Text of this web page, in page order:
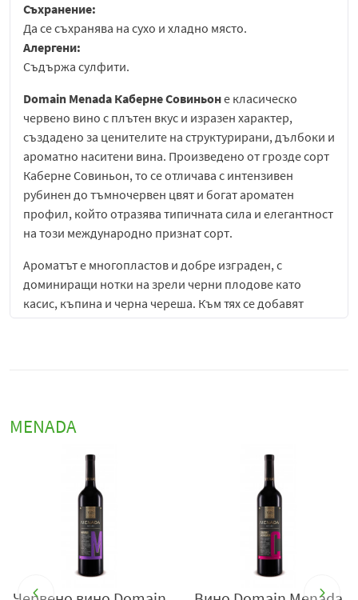
Съхранение:
Да се съхранява на сухо и хладно място.
Алергени:
Съдържа сулфити.
Domain Menada Каберне Совиньоне класическо
червено вино с плътен вкус и изразен характер,
създадено за ценителите на структурирани, дълбоки и
ароматно наситени вина. Произведено от грозде сорт
Каберне Совиньон, то се отличава с интензивен
рубинен до тъмночервен цвят и богат ароматен
профил, който отразява типичната сила и елегантност
на този международно признат сорт.
Ароматът е многопластов и добре изграден, с
доминиращи нотки на зрели черни плодове като
касис, къпина и черна череша. Към тях се добавят
нюанси на черен пипер, сушени билки, леки землисти
На вкус Domain Menada Каберне Совиньон е плътно,
добре структурирано и хармонично вино, с изразени,
но омекотени танини и добра свежест. Плодовите
вкусове са наситени и зрели, допълнени от пикантни и
леко опушени нюанси, които придават дълбочина и
характер. Виното има ясно изразена структура, която
го прави подходящо както за консумация с храна, така
и за по-специални винени моменти. Финалът е дълъг,
топъл и устойчив, с приятно сухо и елегантно усещане.
MENADA